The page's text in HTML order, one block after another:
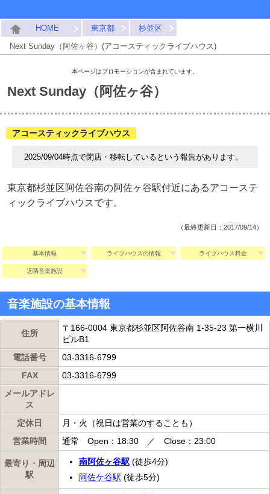
HOME 東京都
杉並区
Next Sunday（阿佐ヶ谷）(アコースティックライブハウス)
本ページはプロモーションが含まれています。
Next Sunday（阿佐ヶ谷）
アコースティックライブハウス
2025/09/04時点で閉店・移転しているという報告があります。
東京都杉並区阿佐谷南の阿佐ヶ谷駅付近にあるアコーステ
ィックライブハウスです。
（最終更新日：2017/09/14）
基本情報 ライブハウスの情報 ライブハウス料金
近隣音楽施設
音楽施設の基本情報
住所
〒166-0004 東京都杉並区阿佐谷南 1-35-23 第一横川
ビルB1
電話番号
03-3316-6799
FAX
03-3316-6799
メールアドレ
ス
定休日
月・火（祝日は営業のすることも）
営業時間
通常 Open：18:30 ／ Close：23:00
最寄り・周辺
駅
南阿佐ヶ谷駅 (徒歩4分)
阿佐ケ谷駅 (徒歩5分)